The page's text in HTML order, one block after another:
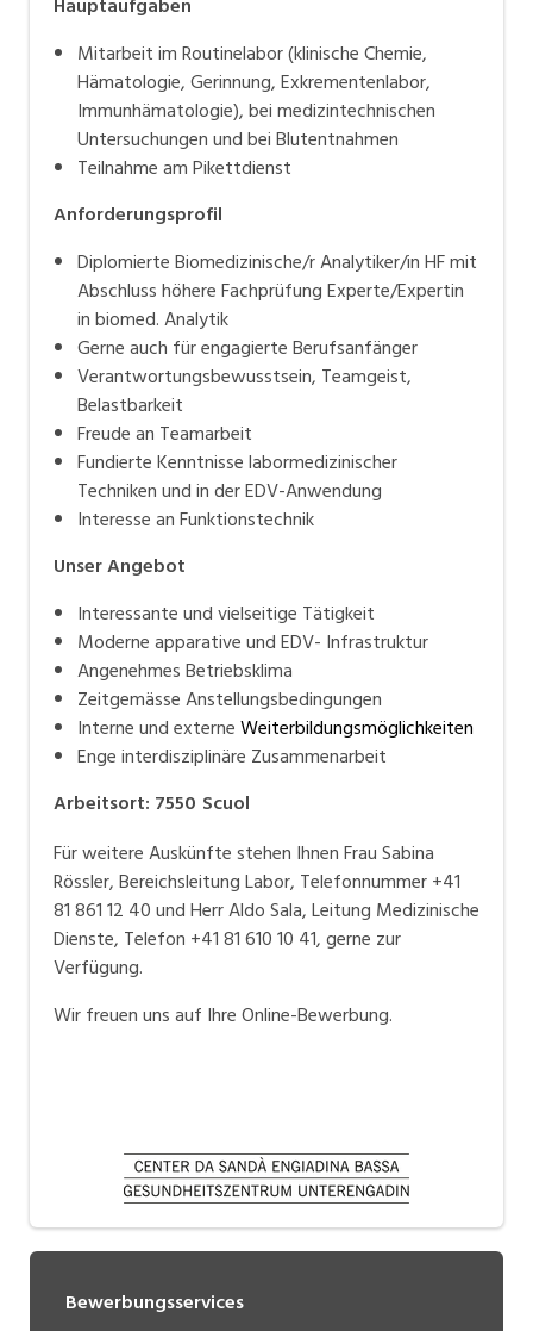
Mitarbeit im Routinelabor (klinische Chemie,
Hämatologie, Gerinnung, Exkrementenlabor,
Immunhämatologie), bei medizintechnischen
Untersuchungen und bei Blutentnahmen
Teilnahme am Pikettdienst
Anforderungsprofil
Diplomierte Biomedizinische/r Analytiker/in HF mit
Abschluss höhere Fachprüfung Experte/Expertin
in biomed. Analytik
Gerne auch für engagierte Berufsanfänger
Verantwortungsbewusstsein, Teamgeist,
Belastbarkeit
Freude an Teamarbeit
Fundierte Kenntnisse labormedizinischer
Techniken und in der EDV-Anwendung
Interesse an Funktionstechnik
Unser Angebot
Interessante und vielseitige Tätigkeit
Moderne apparative und EDV- Infrastruktur
Angenehmes Betriebsklima
Zeitgemässe Anstellungsbedingungen
Interne und externeWeiterbildungsmöglichkeiten
Enge interdisziplinäre Zusammenarbeit
Arbeitsort: 7550 Scuol
Für weitere Auskünfte stehen Ihnen Frau Sabina
Rössler, Bereichsleitung Labor, Telefonnummer +41
81 861 12 40 und Herr Aldo Sala, Leitung Medizinische
Dienste, Telefon +41 81 610 10 41, gerne zur
Verfügung.
Wir freuen uns auf Ihre Online-Bewerbung.
Bewerbungsservices